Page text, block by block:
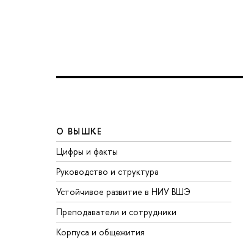
О ВЫШКЕ
Цифры и факты
Руководство и структура
Устойчивое развитие в НИУ ВШЭ
Преподаватели и сотрудники
Корпуса и общежития